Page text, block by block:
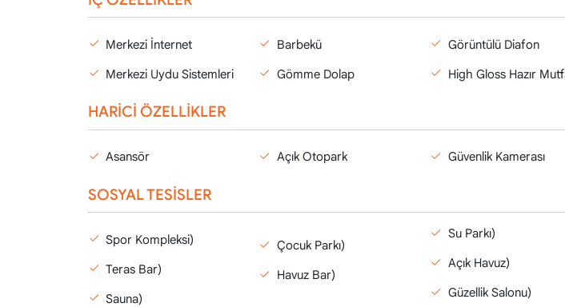
Merkezi İnternet
Merkezi Uydu Sistemleri
Barbekü
Gömme Dolap
Görüntülü Diafon
High Gloss Hazır
HARİCİ ÖZELLİKLER
Asansör Açık Otopark Güvenlik Kamerası
SOSYAL TESİSLER
Spor Kompleksi)
Teras Bar)
Sauna)
Çocuk Parkı)
Havuz Bar)
Su Parkı)
Açık Havuz)
Güzellik Salonu)